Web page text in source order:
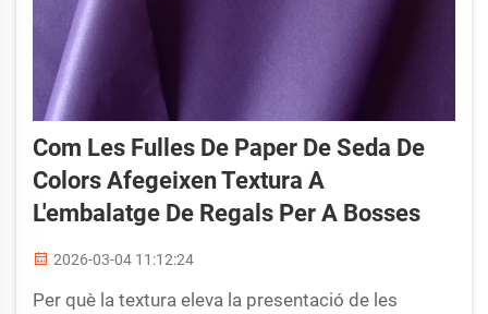
Com Les Fulles De Paper De Seda De
Colors Afegeixen Textura A
L'embalatge De Regals Per A Bosses
2026-03-04 11:12:24
Per què la textura eleva la presentació de les